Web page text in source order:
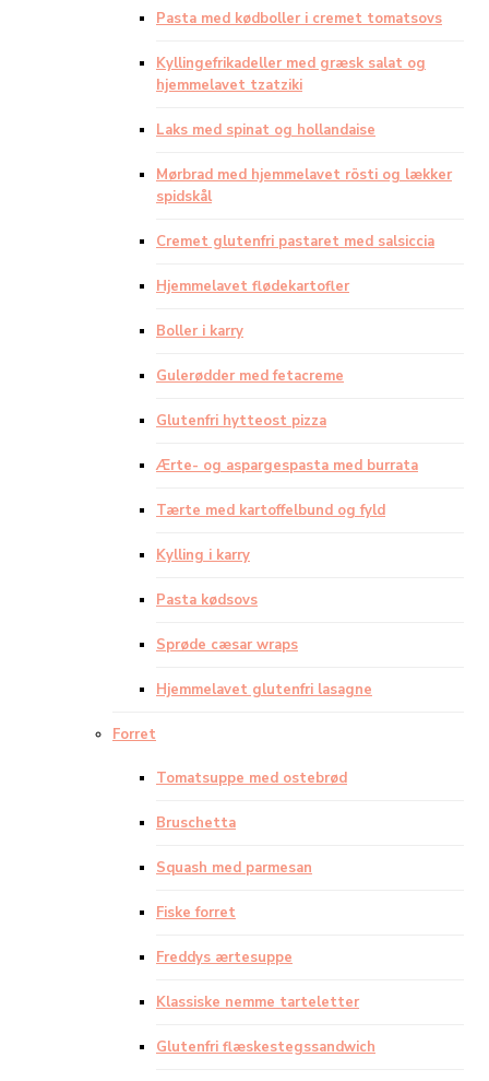
Pasta med kødboller i cremet tomatsovs
Kyllingefrikadeller med græsk salat og
hjemmelavet tzatziki
Laks med spinat og hollandaise
Mørbrad med hjemmelavet rösti og lækker
spidskål
Cremet glutenfri pastaret med salsiccia
Hjemmelavet flødekartofler
Boller i karry
Gulerødder med fetacreme
Glutenfri hytteost pizza
Ærte- og aspargespasta med burrata
Tærte med kartoffelbund og fyld
Kylling i karry
Pasta kødsovs
Sprøde cæsar wraps
Hjemmelavet glutenfri lasagne
Forret
Tomatsuppe med ostebrød
Bruschetta
Squash med parmesan
Fiske forret
Freddys ærtesuppe
Klassiske nemme tarteletter
Glutenfri flæskestegssandwich